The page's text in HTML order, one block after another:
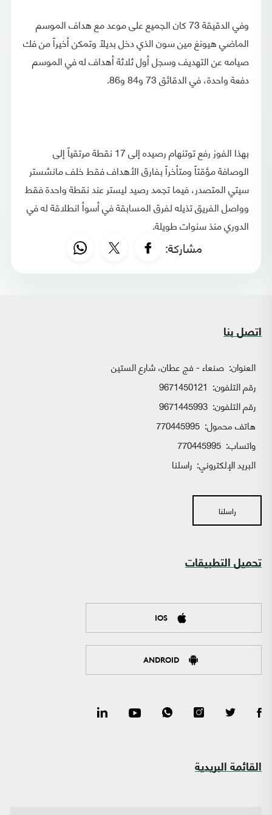
وفي الدقيقة 73 كان الجميع على موعد مع هداف الموسم
الماضي هيونغ مين سون الذي دخل بديلاً وتمكن أخيراً من فك
صيامه عن التهديف وسجل أول ثلاثة أهداف له في الموسم
دفعة واحدة، في الدقائق 73 و84 و86.
بهذا الفوز رفع توتنهام رصيده إلى 17 نقطة مرتقياً إلى
الوصافة مؤقتاً ومتأخراً بفارق الأهداف فقط خلف مانشستر
سيتي المتصدر، فيما تجمد رصيد ليستر عند نقطة واحدة فقط
وواصل الفريق تذيله لفرق المسابقة في أسوأ انطلاقة له في
الدوري منذ سنوات طويلة.
مشاركة:
اتصل بنا
العنوان: صنعاء - فج عطان، شارع الستين
رقم التلفون: 9671450121
رقم التلفون: 9671445993
هاتف محمول: 770445995
واتساب:
البريد الإلكتروني: راسلنا
راسلنا
تحميل التطبيقات
IOS
ANDROID
القائمة البريدية